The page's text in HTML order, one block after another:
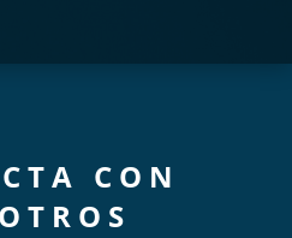
CON